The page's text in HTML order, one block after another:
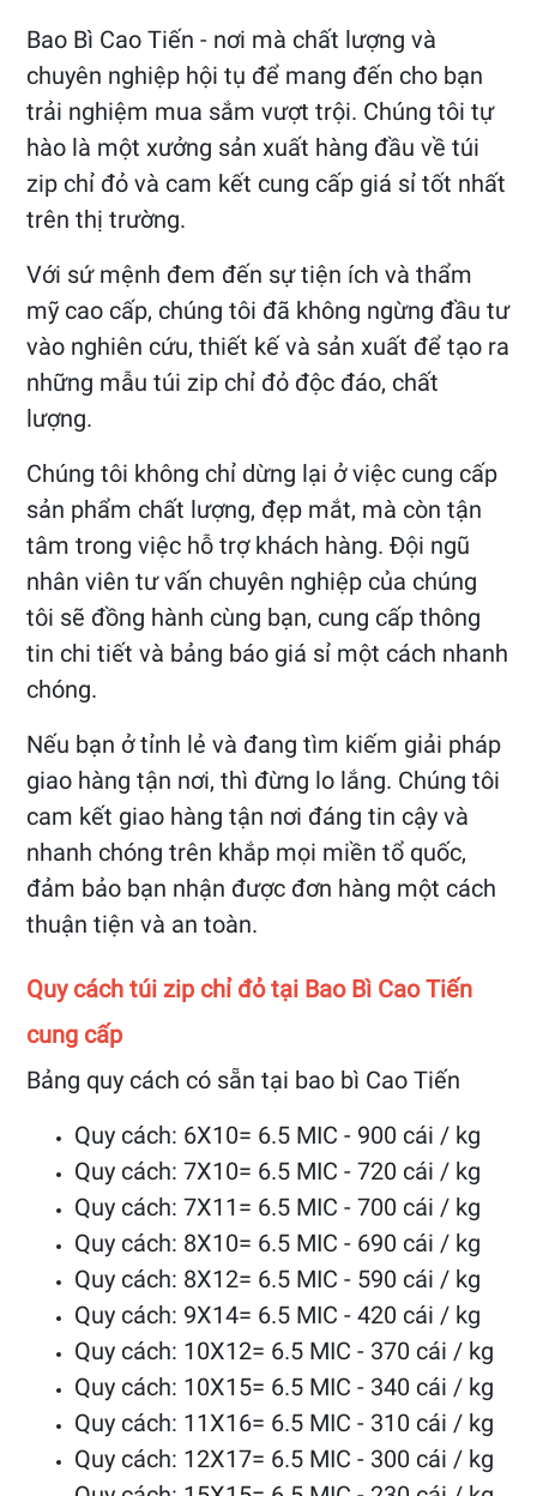
Bao Bì Cao Tiến - nơi mà chất lượng và
chuyên nghiệp hội tụ để mang đến cho bạn
trải nghiệm mua sắm vượt trội. Chúng tôi tự
hào là một xưởng sản xuất hàng đầu về túi
zip chỉ đỏ và cam kết cung cấp giá sỉ tốt nhất
trên thị trường.
Với sứ mệnh đem đến sự tiện ích và thẩm
mỹ cao cấp, chúng tôi đã không ngừng đầu tư
vào nghiên cứu, thiết kế và sản xuất để tạo ra
những mẫu túi zip chỉ đỏ độc đáo, chất
lượng.
Chúng tôi không chỉ dừng lại ở việc cung cấp
sản phẩm chất lượng, đẹp mắt, mà còn tận
tâm trong việc hỗ trợ khách hàng. Đội ngũ
nhân viên tư vấn chuyên nghiệp của chúng
tôi sẽ đồng hành cùng bạn, cung cấp thông
tin chi tiết và bảng báo giá sỉ một cách nhanh
chóng.
Nếu bạn ở tỉnh lẻ và đang tìm kiếm giải pháp
giao hàng tận nơi, thì đừng lo lắng. Chúng tôi
cam kết giao hàng tận nơi đáng tin cậy và
nhanh chóng trên khắp mọi miền tổ quốc,
đảm bảo bạn nhận được đơn hàng một cách
thuận tiện và an toàn.
Quy cách túi zip chỉ đỏ tại Bao Bì Cao Tiến
cung cấp
Bảng quy cách có sẵn tại bao bì Cao Tiến
Quy cách: 6X10= 6.5 MIC - 900 cái / kg
Quy cách: 7X10= 6.5 MIC - 720 cái / kg
Quy cách: 7X11= 6.5 MIC - 700 cái / kg
Quy cách: 8X10= 6.5 MIC - 690 cái / kg
Quy cách: 8X12= 6.5 MIC - 590 cái / kg
Quy cách: 9X14= 6.5 MIC - 420 cái / kg
Quy cách: 10X12= 6.5 MIC - 370 cái / kg
Quy cách: 10X15= 6.5 MIC - 340 cái / kg
Quy cách: 11X16= 6.5 MIC - 310 cái / kg
Quy cách: 12X17= 6.5 MIC - 300 cái / kg